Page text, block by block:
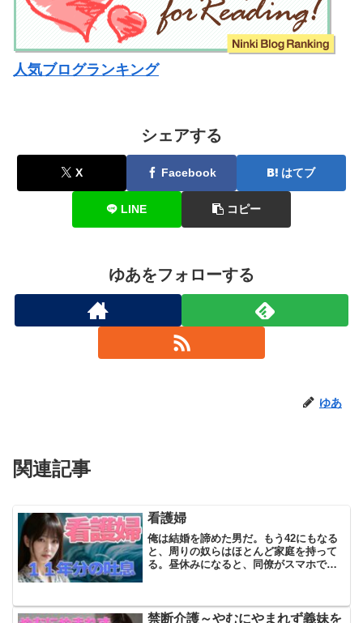
人気ブログランキング
シェアする
X Facebook はてブ
LINE コピー
ゆあをフォローする
ゆあ
関連記事
看護婦
俺は結婚を諦めた男だ。もう42にもなる
と、周りの奴らはほとんど家庭を持って
る。昼休みになると、同僚がスマホで子
た。俺は適当に相槌を打ちな...
禁断介護～やむにやまれず義妹を